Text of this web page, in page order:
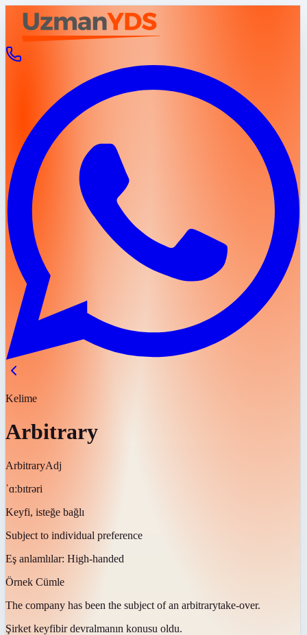
Kelime
Arbitrary
ArbitraryAdj
ˈɑːbɪtrəri
Keyfi, isteğe bağlı
Subject to individual preference
Eş anlamlılar: High-handed
Örnek Cümle
The company has been the subject of an arbitrarytake-over.
Şirket keyfibir devralmanın konusu oldu.